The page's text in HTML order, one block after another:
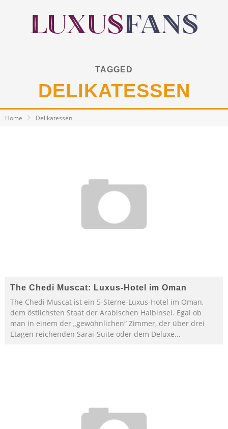
TAGGED
DELIKATESSEN
Home Delikatessen
The Chedi Muscat: Luxus-Hotel im Oman
The Chedi Muscat ist ein 5-Sterne-Luxus-Hotel im Oman,
dem östlichsten Staat der Arabischen Halbinsel. Egal ob
man in einem der „gewöhnlichen“ Zimmer, der über drei
Etagen reichenden Sarai-Suite oder dem Deluxe...